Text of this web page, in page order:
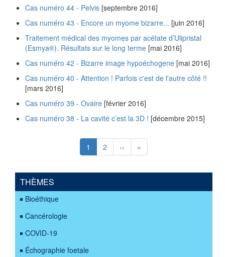
Cas numéro 44 - Pelvis [septembre 2016]
Cas numéro 43 - Encore un myome bizarre... [juin 2016]
Traitement médical des myomes par acétate d’Ulipristal
(Esmya®). Résultats sur le long terme [mai 2016]
Cas numéro 42 - Bizarre image hypoéchogene [mai 2016]
Cas numéro 40 - Attention ! Parfois c'est de l'autre côté !!
[mars 2016]
Cas numéro 39 - Ovaire [février 2016]
Cas numéro 38 - La cavité c’est la 3D ! [décembre 2015]
Page
courante
1 Page
2
Page
suivante
››
Dernière
page
»
THÈMES
Bioéthique
Cancérologie
COVID-19
Échographie foetale